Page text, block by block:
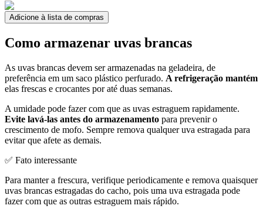
Adicione à lista de compras
Como armazenar uvas brancas
As uvas brancas devem ser armazenadas na geladeira, de
preferência em um saco plástico perfurado. A refrigeração mantém
elas frescas e crocantes por até duas semanas.
A umidade pode fazer com que as uvas estraguem rapidamente.
Evite lavá-las antes do armazenamento para prevenir o
crescimento de mofo. Sempre remova qualquer uva estragada para
evitar que afete as demais.
✅ Fato interessante
Para manter a frescura, verifique periodicamente e remova quaisquer
uvas brancas estragadas do cacho, pois uma uva estragada pode
fazer com que as outras estraguem mais rápido.